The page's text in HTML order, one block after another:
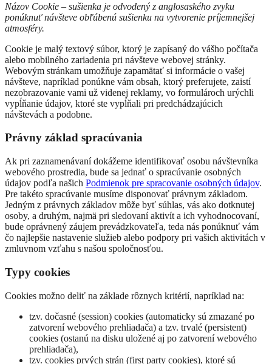
Názov Cookie – sušienka je odvodený z anglosaského zvyku
ponúknuť návšteve obľúbenú sušienku na vytvorenie príjemnejšej
atmosféry.
Cookie je malý textový súbor, ktorý je zapísaný do vášho počítača
alebo mobilného zariadenia pri návšteve webovej stránky.
Webovým stránkam umožňuje zapamätať si informácie o vašej
návšteve, napríklad ponúkne vám obsah, ktorý preferujete, zaistí
nezobrazovanie vami už videnej reklamy, vo formulároch urýchli
vypĺňanie údajov, ktoré ste vypĺňali pri predchádzajúcich
návštevách a podobne.
Právny základ spracúvania
Ak pri zaznamenávaní dokážeme identifikovať osobu návštevníka
webového prostredia, bude sa jednať o spracúvanie osobných
údajov podľa našich Podmienok pre spracovanie osobných údajov.
Pre takéto spracúvanie musíme disponovať právnym základom.
Jedným z právnych základov môže byť súhlas, vás ako dotknutej
osoby, a druhým, najmä pri sledovaní aktivít a ich vyhodnocovaní,
bude oprávnený záujem prevádzkovateľa, teda nás ponúknuť vám
čo najlepšie nastavenie služieb alebo podpory pri vašich aktivitách v
zmluvnom vzťahu s našou spoločnosťou.
Typy cookies
Cookies možno deliť na základe rôznych kritérií, napríklad na:
tzv. dočasné (session) cookies (automaticky sú zmazané po
zatvorení webového prehliadača) a tzv. trvalé (persistent)
cookies (ostanú na disku uložené aj po zatvorení webového
prehliadača),
tzv. cookies prvých strán (first party cookies), ktoré sú